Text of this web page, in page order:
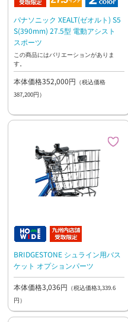
パナソニック XEALT(ゼオルト) S5
S(390mm) 27.5型 電動アシスト
スポーツ
この商品にはバリエーションがありま
す。
本体価格352,000円 （税込価格
387,200円）
BRIDGESTONE シュライン用バス
ケット オプションパーツ
本体価格3,036円 （税込価格3,339.6
円）